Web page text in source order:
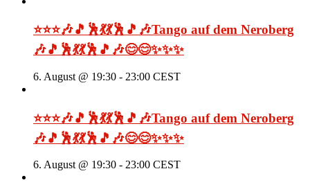
⭐⭐⭐🎶🎵🕺💃💃🕺🎵🎶Tango auf dem Neroberg
🎶🎵🕺💃💃🕺🎵🎶😊😊✨✨✨
6. August @ 19:30 - 23:00 CEST
⭐⭐⭐🎶🎵🕺💃💃🕺🎵🎶Tango auf dem Neroberg
🎶🎵🕺💃💃🕺🎵🎶😊😊✨✨✨
6. August @ 19:30 - 23:00 CEST